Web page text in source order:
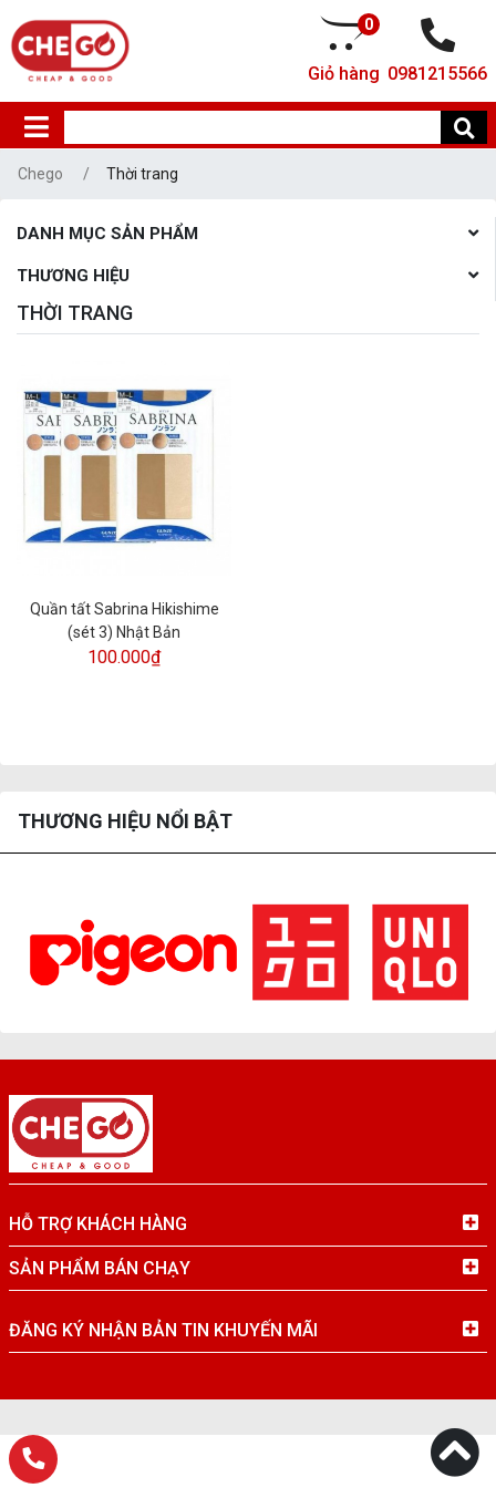
Giỏ hàng
0
0981215566
Chego Thời trang
DANH MỤC SẢN PHẨM
THƯƠNG HIỆU
THỜI TRANG
Quần tất Sabrina Hikishime
(sét 3) Nhật Bản
100.000₫
THƯƠNG HIỆU NỔI BẬT
HỖ TRỢ KHÁCH HÀNG
SẢN PHẨM BÁN CHẠY
ĐĂNG KÝ NHẬN BẢN TIN KHUYẾN MÃI